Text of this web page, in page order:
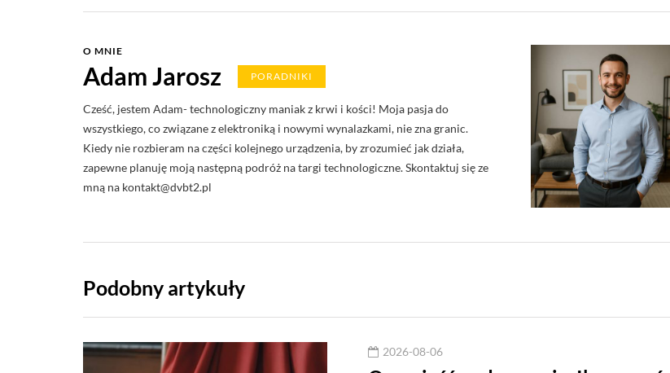
O MNIE
Adam Jarosz PORADNIKI
Cześć, jestem Adam- technologiczny maniak z krwi i kości! Moja pasja do
wszystkiego, co związane z elektroniką i nowymi wynalazkami, nie zna granic.
Kiedy nie rozbieram na części kolejnego urządzenia, by zrozumieć jak działa,
zapewne planuję moją następną podróż na targi technologiczne. Skontaktuj się ze
mną na kontakt@dvbt2.pl
Podobny artykuły
2026-08-06